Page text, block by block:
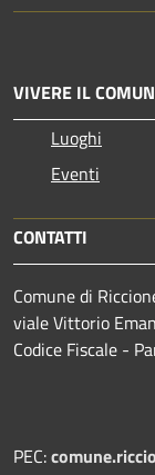
VIVERE IL
Luoghi
Eventi
CONTATTI
Comune di
viale Vittorio
Codice Fiscale -
PEC: